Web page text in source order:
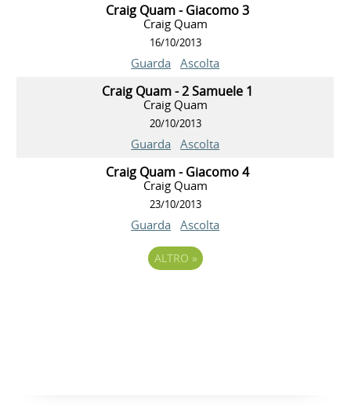
Craig Quam - Giacomo 3
Craig Quam
16/10/2013
Guarda Ascolta
Craig Quam - 2 Samuele 1
Craig Quam
20/10/2013
Guarda Ascolta
Craig Quam - Giacomo 4
Craig Quam
23/10/2013
Guarda Ascolta
ALTRO »